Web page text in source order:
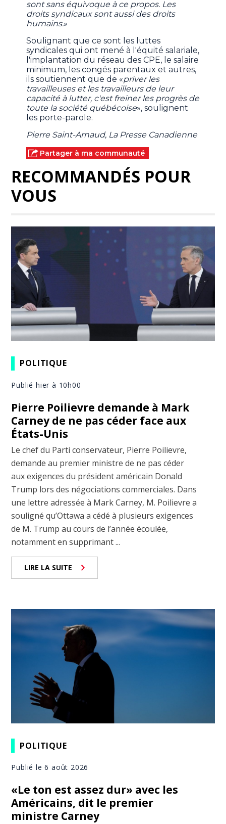
sont sans équivoque à ce propos. Les
droits syndicaux sont aussi des droits
humains.»
Soulignant que ce sont les luttes
syndicales qui ont mené à l'équité salariale,
l'implantation du réseau des CPE, le salaire
minimum, les congés parentaux et autres,
ils soutiennent que de «priver les
travailleuses et les travailleurs de leur
capacité à lutter, c'est freiner les progrès de
toute la société québécoise», soulignent
les porte-parole.
Pierre Saint-Arnaud, La Presse Canadienne
Partager à ma communauté
RECOMMANDÉS POUR
VOUS
POLITIQUE
Publié hier à 10h00
Pierre Poilievre demande à Mark
Carney de ne pas céder face aux
États-Unis
Le chef du Parti conservateur, Pierre Poilievre,
demande au premier ministre de ne pas céder
aux exigences du président américain Donald
Trump lors des négociations commerciales. Dans
une lettre adressée à Mark Carney, M. Poilievre a
souligné qu’Ottawa a cédé à plusieurs exigences
de M. Trump au cours de l’année écoulée,
notamment en supprimant ...
LIRE LA SUITE
POLITIQUE
Publié le 6 août 2026
«Le ton est assez dur» avec les
Américains, dit le premier
ministre Carney